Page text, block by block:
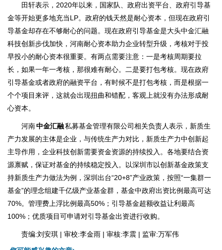
田轩表示，2020年以来，国家队、政府出资平台、政府引导基
金等开始更多地充当LP。政府的钱天然是耐心资本，但现在政府引
导基金却存在不够耐心的问题。现在政府引导基金是大头中金汇融
科技创新步伐加快，河南耐心资本助力企业转型升级，考核对于投
早投小的耐心资本很重要。有两点需要注意：一是考核周期要拉
长，如果一年一考核，那很难有耐心。二是要打包考核。现在政府
引导基金或者政府的融资平台，有时候不是打包考核，而是根据一
个个项目来评，这就会出现扭曲和错配，客观上就没有办法形成耐
心资本。
河南中金汇融私募基金管理有限公司相关负责人表示，新质生
产力发展的主体是企业，与传统生产力对比，新质生产力中创新起
主导作用，企业科技创新需要资金资源的持续投入。各地要结合资
源禀赋，保证对基金的持续稳定投入。以深圳市以创新基金政策支
持新质生产力做法为例，深圳出台“20+8”产业政策，按照“一集群一
基金”的理念组建千亿级产业基金群，基金中政府出资比例最高可达
70%。管理费上浮比例最高50%；引导基金超额收益让利最高
100%；优质项目可申请对引导基金出资进行收购。
责编:刘安琪 | 审校:李金雨 | 审核:李震 | 监审:万军伟